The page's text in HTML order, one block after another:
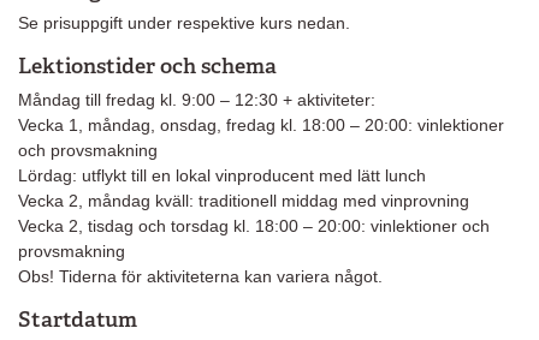
Se prisuppgift under respektive kurs nedan.
Lektionstider och schema
Måndag till fredag kl. 9:00 – 12:30 + aktiviteter:
Vecka 1, måndag, onsdag, fredag kl. 18:00 – 20:00: vinlektioner
och provsmakning
Lördag: utflykt till en lokal vinproducent med lätt lunch
Vecka 2, måndag kväll: traditionell middag med vinprovning
Vecka 2, tisdag och torsdag kl. 18:00 – 20:00: vinlektioner och
provsmakning
Obs! Tiderna för aktiviteterna kan variera något.
Startdatum